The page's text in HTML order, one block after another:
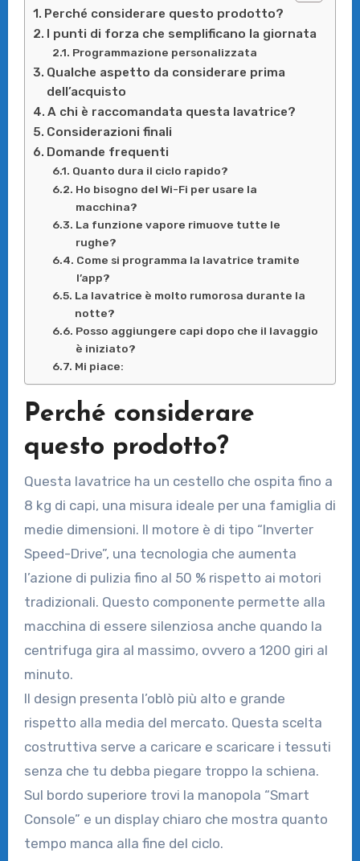
Perché considerare questo prodotto?
I punti di forza che semplificano la giornata
Programmazione personalizzata
Qualche aspetto da considerare prima
dell’acquisto
A chi è raccomandata questa lavatrice?
Considerazioni finali
Domande frequenti
Quanto dura il ciclo rapido?
Ho bisogno del Wi-Fi per usare la
macchina?
La funzione vapore rimuove tutte le
rughe?
Come si programma la lavatrice tramite
l’app?
La lavatrice è molto rumorosa durante la
notte?
Posso aggiungere capi dopo che il lavaggio
è iniziato?
Mi piace:
Perché considerare
questo prodotto?
Questa lavatrice ha un cestello che ospita fino a
8 kg di capi, una misura ideale per una famiglia di
medie dimensioni. Il motore è di tipo “Inverter
Speed-Drive”, una tecnologia che aumenta
l’azione di pulizia fino al 50 % rispetto ai motori
tradizionali. Questo componente permette alla
macchina di essere silenziosa anche quando la
centrifuga gira al massimo, ovvero a 1200 giri al
minuto.
Il design presenta l’oblò più alto e grande
rispetto alla media del mercato. Questa scelta
costruttiva serve a caricare e scaricare i tessuti
senza che tu debba piegare troppo la schiena.
Sul bordo superiore trovi la manopola “Smart
Console” e un display chiaro che mostra quanto
tempo manca alla fine del ciclo.